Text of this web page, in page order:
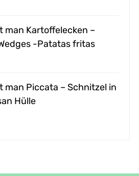
man Kartoffelecken –
-Patatas fritas
man Piccata – Schnitzel in
Hülle